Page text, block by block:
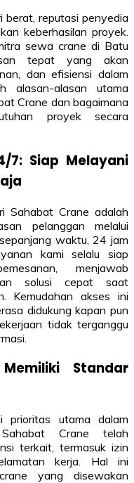
berat, reputasi penyedia
keberhasilan proyek.
sewa crane di Batu
tepat yang akan
dan efisiensi dalam
alasan-alasan utama
Crane dan bagaimana
proyek secara
7: Siap Melayani
Sahabat Crane adalah
pelanggan melalui
waktu, 24 jam
kami selalu siap
menjawab
solusi cepat saat
Kemudahan akses ini
didukung kapan pun
tidak terganggu
Standar
prioritas utama dalam
Crane telah
terkait, termasuk izin
kerja. Hal ini
yang disewakan